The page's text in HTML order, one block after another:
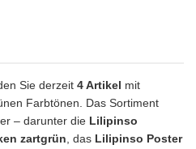
Sie derzeit 4 Artikel mit
Farbtönen. Das Sortiment
– darunter die Lilipinso
zartgrün , das Lilipinso Poster